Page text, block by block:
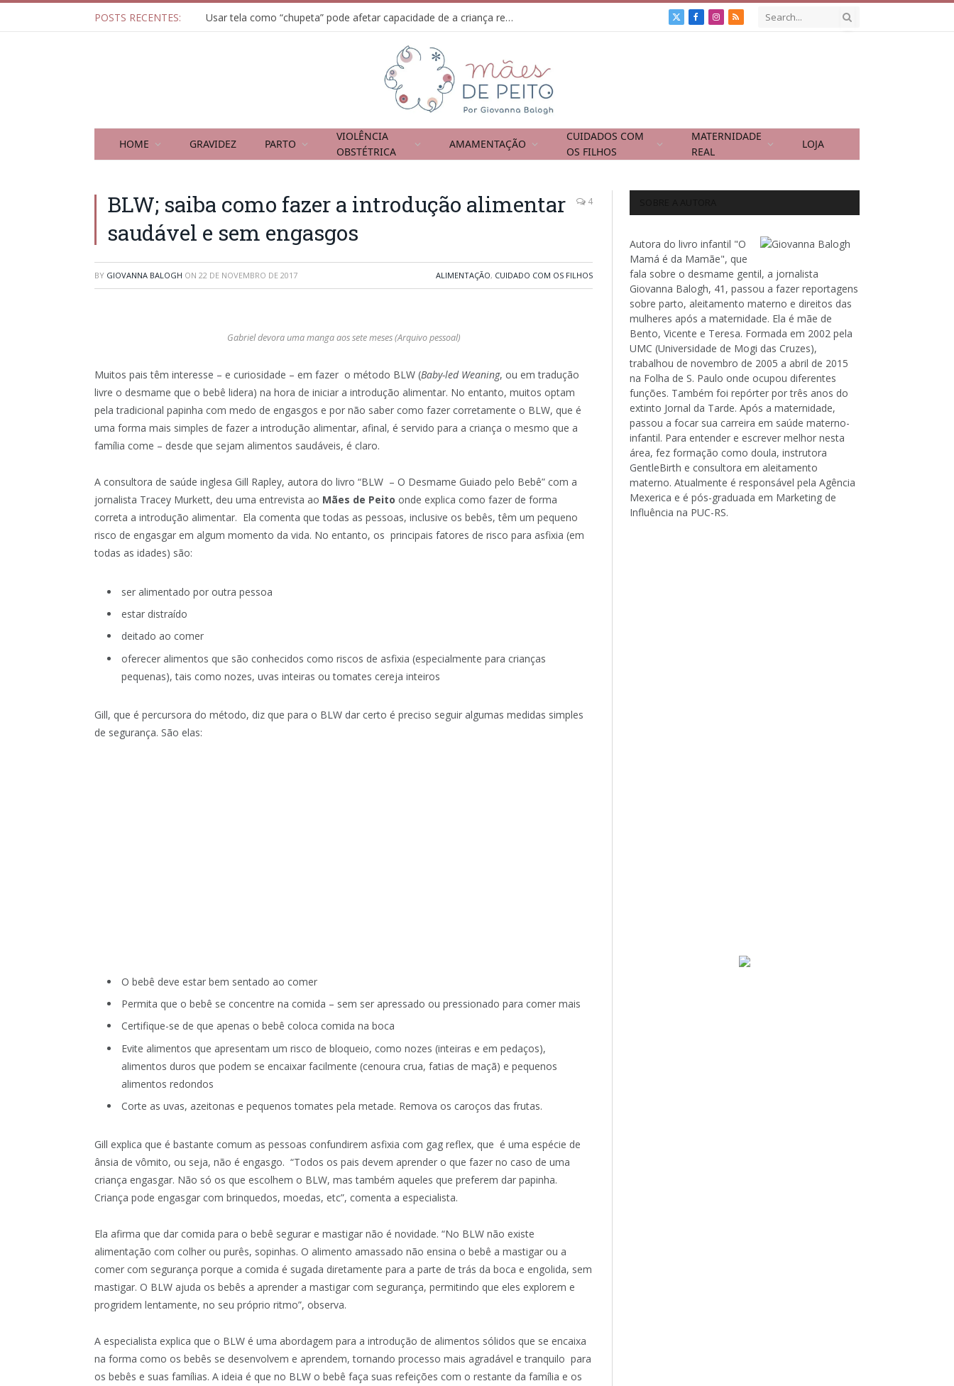
POSTS RECENTES: Usar tela como “chupeta” pode afetar capacidade de a criança regular emoções
X
Facebook
Instagram
RSS
HOME GRAVIDEZ PARTO
VIOLÊNCIA
OBSTÉTRICA
AMAMENTAÇÃO
CUIDADOS COM
OS FILHOS
MATERNIDADE
REAL
LOJA
BLW; saiba como fazer a introdução alimentar
saudável e sem engasgos
4
BY GIOVANNA BALOGH ON 22 DE NOVEMBRO DE 2017 ALIMENTAÇÃO, CUIDADO COM OS FILHOS
Gabriel devora uma manga aos sete meses (Arquivo pessoal)
Muitos pais têm interesse – e curiosidade – em fazer o método BLW (Baby-led Weaning, ou em tradução
livre o desmame que o bebê lidera) na hora de iniciar a introdução alimentar. No entanto, muitos optam
pela tradicional papinha com medo de engasgos e por não saber como fazer corretamente o BLW, que é
uma forma mais simples de fazer a introdução alimentar, afinal, é servido para a criança o mesmo que a
família come – desde que sejam alimentos saudáveis, é claro.
A consultora de saúde inglesa Gill Rapley, autora do livro “BLW – O Desmame Guiado pelo Bebê” com a
jornalista Tracey Murkett, deu uma entrevista ao Mães de Peito onde explica como fazer de forma
correta a introdução alimentar. Ela comenta que todas as pessoas, inclusive os bebês, têm um pequeno
risco de engasgar em algum momento da vida. No entanto, os principais fatores de risco para asfixia (em
todas as idades) são:
ser alimentado por outra pessoa
estar distraído
deitado ao comer
oferecer alimentos que são conhecidos como riscos de asfixia (especialmente para crianças
pequenas), tais como nozes, uvas inteiras ou tomates cereja inteiros
Gill, que é percursora do método, diz que para o BLW dar certo é preciso seguir algumas medidas simples
de segurança. São elas:
O bebê deve estar bem sentado ao comer
Permita que o bebê se concentre na comida – sem ser apressado ou pressionado para comer mais
Certifique-se de que apenas o bebê coloca comida na boca
Evite alimentos que apresentam um risco de bloqueio, como nozes (inteiras e em pedaços),
alimentos duros que podem se encaixar facilmente (cenoura crua, fatias de maçã) e pequenos
alimentos redondos
Corte as uvas, azeitonas e pequenos tomates pela metade. Remova os caroços das frutas.
Gill explica que é bastante comum as pessoas confundirem asfixia com gag reflex, que é uma espécie de
ânsia de vômito, ou seja, não é engasgo. “Todos os pais devem aprender o que fazer no caso de uma
criança engasgar. Não só os que escolhem o BLW, mas também aqueles que preferem dar papinha.
Criança pode engasgar com brinquedos, moedas, etc”, comenta a especialista.
Ela afirma que dar comida para o bebê segurar e mastigar não é novidade. “No BLW não existe
alimentação com colher ou purês, sopinhas. O alimento amassado não ensina o bebê a mastigar ou a
comer com segurança porque a comida é sugada diretamente para a parte de trás da boca e engolida, sem
mastigar. O BLW ajuda os bebês a aprender a mastigar com segurança, permitindo que eles explorem e
progridem lentamente, no seu próprio ritmo”, observa.
A especialista explica que o BLW é uma abordagem para a introdução de alimentos sólidos que se encaixa
na forma como os bebês se desenvolvem e aprendem, tornando processo mais agradável e tranquilo para
os bebês e suas famílias. A ideia é que no BLW o bebê faça suas refeições com o restante da família e os
Autora do livro infantil "O
Mamá é da Mamãe", que
fala sobre o desmame gentil, a jornalista
Giovanna Balogh, 41, passou a fazer reportagens
sobre parto, aleitamento materno e direitos das
mulheres após a maternidade. Ela é mãe de
Bento, Vicente e Teresa. Formada em 2002 pela
UMC (Universidade de Mogi das Cruzes),
trabalhou de novembro de 2005 a abril de 2015
na Folha de S. Paulo onde ocupou diferentes
funções. Também foi repórter por três anos do
extinto Jornal da Tarde. Após a maternidade,
passou a focar sua carreira em saúde materno-
infantil. Para entender e escrever melhor nesta
área, fez formação como doula, instrutora
GentleBirth e consultora em aleitamento
materno. Atualmente é responsável pela Agência
Mexerica e é pós-graduada em Marketing de
Influência na PUC-RS.